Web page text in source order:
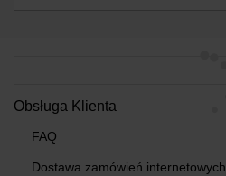
Obsługa Klienta
FAQ
Dostawa zamówień internetowych